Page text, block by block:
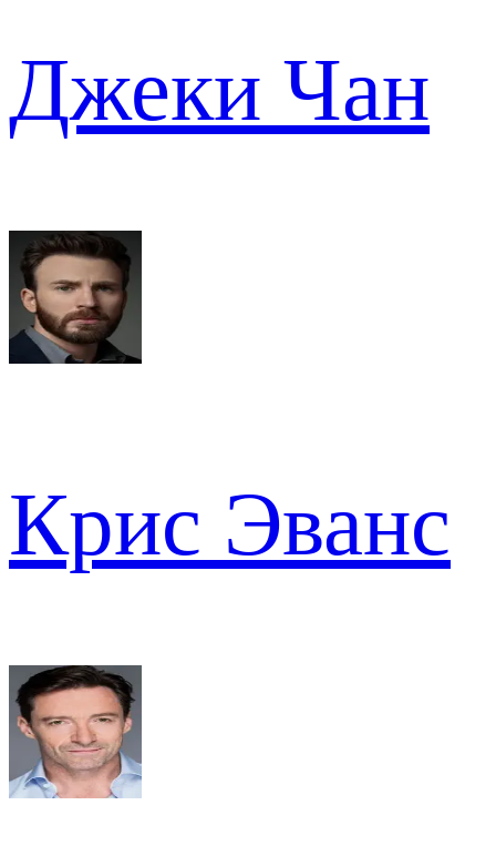
Джеки Чан
Крис Эванс